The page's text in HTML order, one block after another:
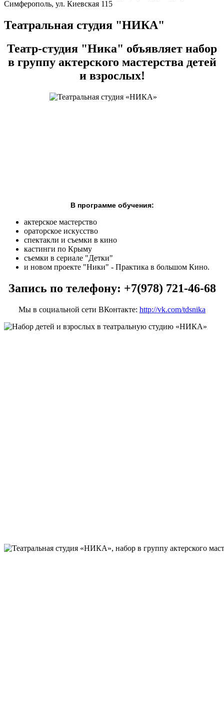
Симферополь, ул. Киевская 115
Театральная студия "НИКА"
Театр-студия "Ника" объявляет набор
в группу актерского мастерства детей
и взрослых!
В программе обучения:
актерское мастерство
ораторское искусство
спектакли и съемки в кино
кастинги по Крыму
съемки в сериале "Детки"
и новом проекте "Ники" - Практика в большом Кино.
Запись по телефону: +7(978) 721-46-68
Мы в социальной сети ВКонтакте: http://vk.com/tdsnika